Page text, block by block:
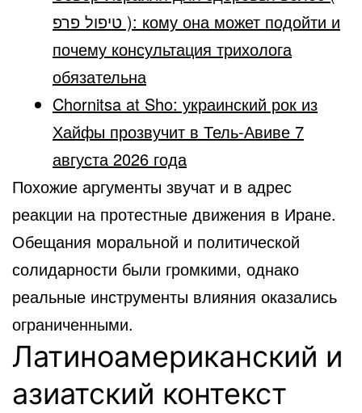
טיפול פרפ ): кому она может подойти и
почему консультация трихолога
обязательна
Chornitsa at Sho: украинский рок из
Хайфы прозвучит в Тель-Авиве 7
августа 2026 года
Похожие аргументы звучат и в адрес
реакции на протестные движения в Иране.
Обещания моральной и политической
солидарности были громкими, однако
реальные инструменты влияния оказались
ограниченными.
Латиноамериканский и
азиатский контекст